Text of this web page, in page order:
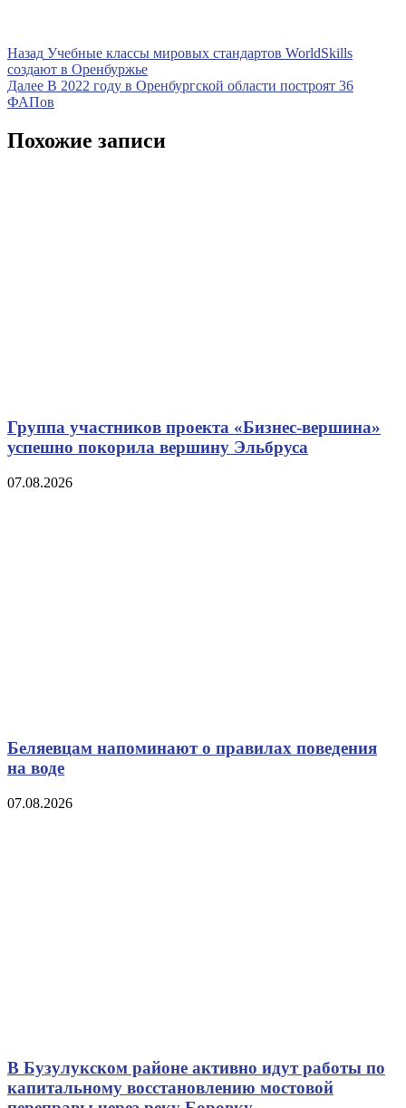
Навигация
по
записям
Назад Предыдущая
запись
Учебные классы мировых стандартов WorldSkills
создают в Оренбуржье
Далее Следующая
запись
В 2022 году в Оренбургской области построят 36
ФАПов
Похожие записи
Группа участников проекта «Бизнес‑вершина»
успешно покорила вершину Эльбруса
07.08.2026
Беляевцам напоминают о правилах поведения
на воде
07.08.2026
В Бузулукском районе активно идут работы по
капитальному восстановлению мостовой